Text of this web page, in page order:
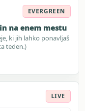
EVERGREEN
na enem mestu
ki jih lahko ponavljaš
teden.)
LIVE